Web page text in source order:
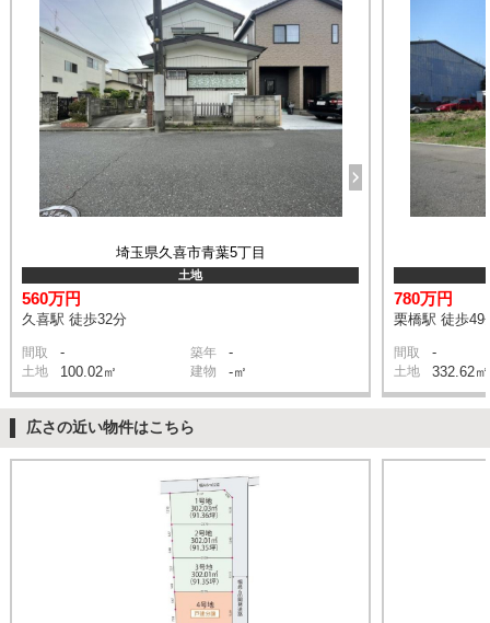
埼玉県久喜市青葉5丁目
土地
560万円
久喜駅 徒歩32分
間取 - 築年 -
土地 100.02㎡ 建物 -㎡
780万円
栗橋駅 徒歩49
間取 -
土地 332.62㎡
広さの近い物件はこちら